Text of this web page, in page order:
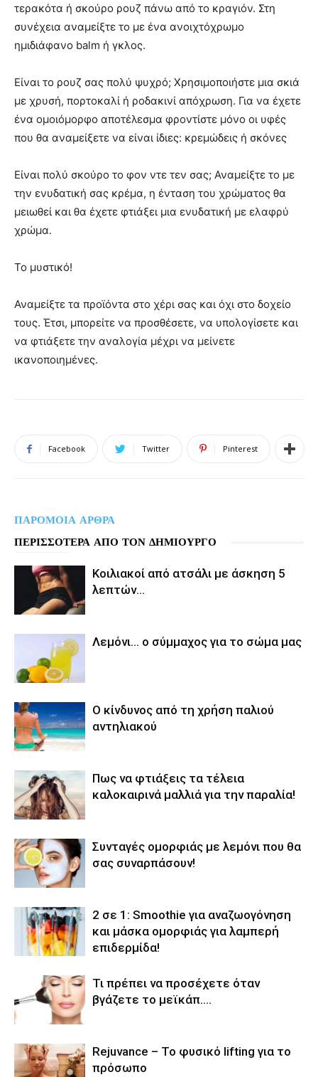
τερακότα ή σκούρο ρουζ πάνω από το κραγιόν. Στη
συνέχεια αναμείξτε το με ένα ανοιχτόχρωμο
ημιδιάφανο balm ή γκλος.
Είναι το ρουζ σας πολύ ψυχρό; Χρησιμοποιήστε μια σκιά
με χρυσή, πορτοκαλί ή ροδακινί απόχρωση. Για να έχετε
ένα ομοιόμορφο αποτέλεσμα φροντίστε μόνο οι υφές
που θα αναμείξετε να είναι ίδιες: κρεμώδεις ή σκόνες
Είναι πολύ σκούρο το φον ντε τεν σας; Αναμείξτε το με
την ενυδατική σας κρέμα, η ένταση του χρώματος θα
μειωθεί και θα έχετε φτιάξει μια ενυδατική με ελαφρύ
χρώμα.
Το μυστικό!
Αναμείξτε τα προϊόντα στο χέρι σας και όχι στο δοχείο
τους. Έτσι, μπορείτε να προσθέσετε, να υπολογίσετε και
να φτιάξετε την αναλογία μέχρι να μείνετε
ικανοποιημένες.
Facebook Twitter Pinterest
ΠΑΡΟΜΟΙΑ ΑΡΘΡΑ
ΠΕΡΙΣΣΟΤΕΡΑ ΑΠΟ ΤΟΝ ΔΗΜΙΟΥΡΓΟ
Κοιλιακοί από ατσάλι με άσκηση 5
λεπτών…
Λεμόνι… ο σύμμαχος για το σώμα μας
Ο κίνδυνος από τη χρήση παλιού
αντηλιακού
Πως να φτιάξεις τα τέλεια
καλοκαιρινά μαλλιά για την παραλία!
Συνταγές ομορφιάς με λεμόνι που θα
σας συναρπάσουν!
2 σε 1: Smoothie για αναζωογόνηση
και μάσκα ομορφιάς για λαμπερή
επιδερμίδα!
Τι πρέπει να προσέχετε όταν
βγάζετε το μεϊκάπ….
Rejuvance – Το φυσικό lifting για το
πρόσωπο